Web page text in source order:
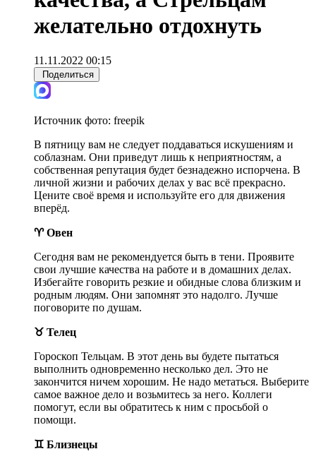
желательно отдохнуть
11.11.2022 00:15
Поделиться
Источник фото: freepik
В пятницу вам не следует поддаваться искушениям и
соблазнам. Они приведут лишь к неприятностям, а
собственная репутация будет безнадежно испорчена. В
личной жизни и рабочих делах у вас всё прекрасно.
Цените своё время и используйте его для движения
вперёд.
♈ Овен
Сегодня вам не рекомендуется быть в тени. Проявите
свои лучшие качества на работе и в домашних делах.
Избегайте говорить резкие и обидные слова близким и
родным людям. Они запомнят это надолго. Лучше
поговорите по душам.
♉ Телец
Гороскоп Тельцам. В этот день вы будете пытаться
выполнить одновременно несколько дел. Это не
закончится ничем хорошим. Не надо метаться. Выберите
самое важное дело и возьмитесь за него. Коллеги
помогут, если вы обратитесь к ним с просьбой о
помощи.
♊ Близнецы